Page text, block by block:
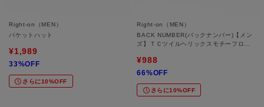
Right-on（MEN）
バケットハット
¥1,989
33%OFF
さらに10%OFF
Right-on（MEN）
BACK NUMBER(バックナンバー)【メン
ズ】ＴＣツイルヘリックスモチーフロゴ
¥988
66%OFF
さらに10%OFF